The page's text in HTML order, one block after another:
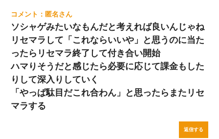
匿名
ソシャゲみたいなもんだと考えれば良いんじゃね
リセマラして「これならいいや」と思うのに当た
ったらリセマラ終了して付き合い開始
ハマりそうだと感じたら必要に応じて課金もした
りして深入りしていく
「やっぱ駄目だこれ合わん」と思ったらまたリセ
マラする
返信する